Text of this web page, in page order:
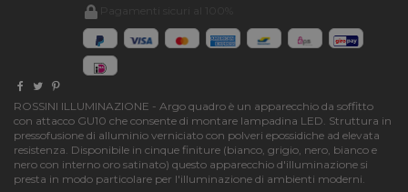
ROSSINI ILLUMINAZIONE - Argo quadro è un apparecchio da soffitto
con attacco GU10 che consente di montare lampadina LED. Struttura in
pressofusione di alluminio verniciato con polveri epossidiche ad elevata
resistenza. Disponibile in cinque finiture (bianco, grigio, nero, bianco e
nero con interno oro satinato) questo apparecchio d'illuminazione si
presta in modo particolare per l'illuminazione di ambienti moderni.